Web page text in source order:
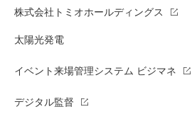
株式会社トミオホールディングス
太陽光発電
イベント来場管理システム ビジマネ
デジタル監督